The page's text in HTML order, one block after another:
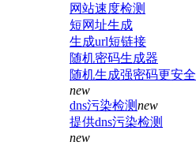
网站速度检测
短网址生成
生成url短链接
随机密码生成器
随机生成强密码更安全
new
dns污染检测new
提供dns污染检测
new